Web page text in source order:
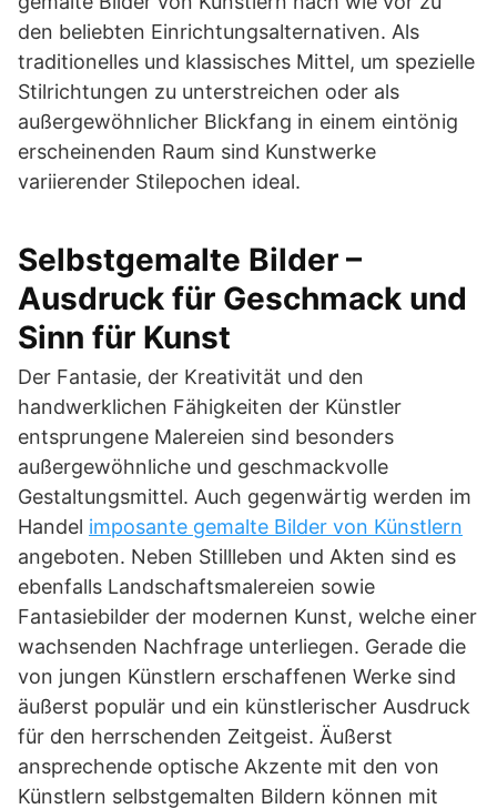
den beliebten Einrichtungsalternativen. Als
traditionelles und klassisches Mittel, um spezielle
Stilrichtungen zu unterstreichen oder als
außergewöhnlicher Blickfang in einem eintönig
erscheinenden Raum sind Kunstwerke
variierender Stilepochen ideal.
Selbstgemalte Bilder –
Ausdruck für Geschmack und
Sinn für Kunst
Der Fantasie, der Kreativität und den
handwerklichen Fähigkeiten der Künstler
entsprungene Malereien sind besonders
außergewöhnliche und geschmackvolle
Gestaltungsmittel. Auch gegenwärtig werden im
Handel imposante gemalte Bilder von Künstlern
angeboten. Neben Stillleben und Akten sind es
ebenfalls Landschaftsmalereien sowie
Fantasiebilder der modernen Kunst, welche einer
wachsenden Nachfrage unterliegen. Gerade die
von jungen Künstlern erschaffenen Werke sind
äußerst populär und ein künstlerischer Ausdruck
für den herrschenden Zeitgeist. Äußerst
ansprechende optische Akzente mit den von
Künstlern selbstgemalten Bildern können mit